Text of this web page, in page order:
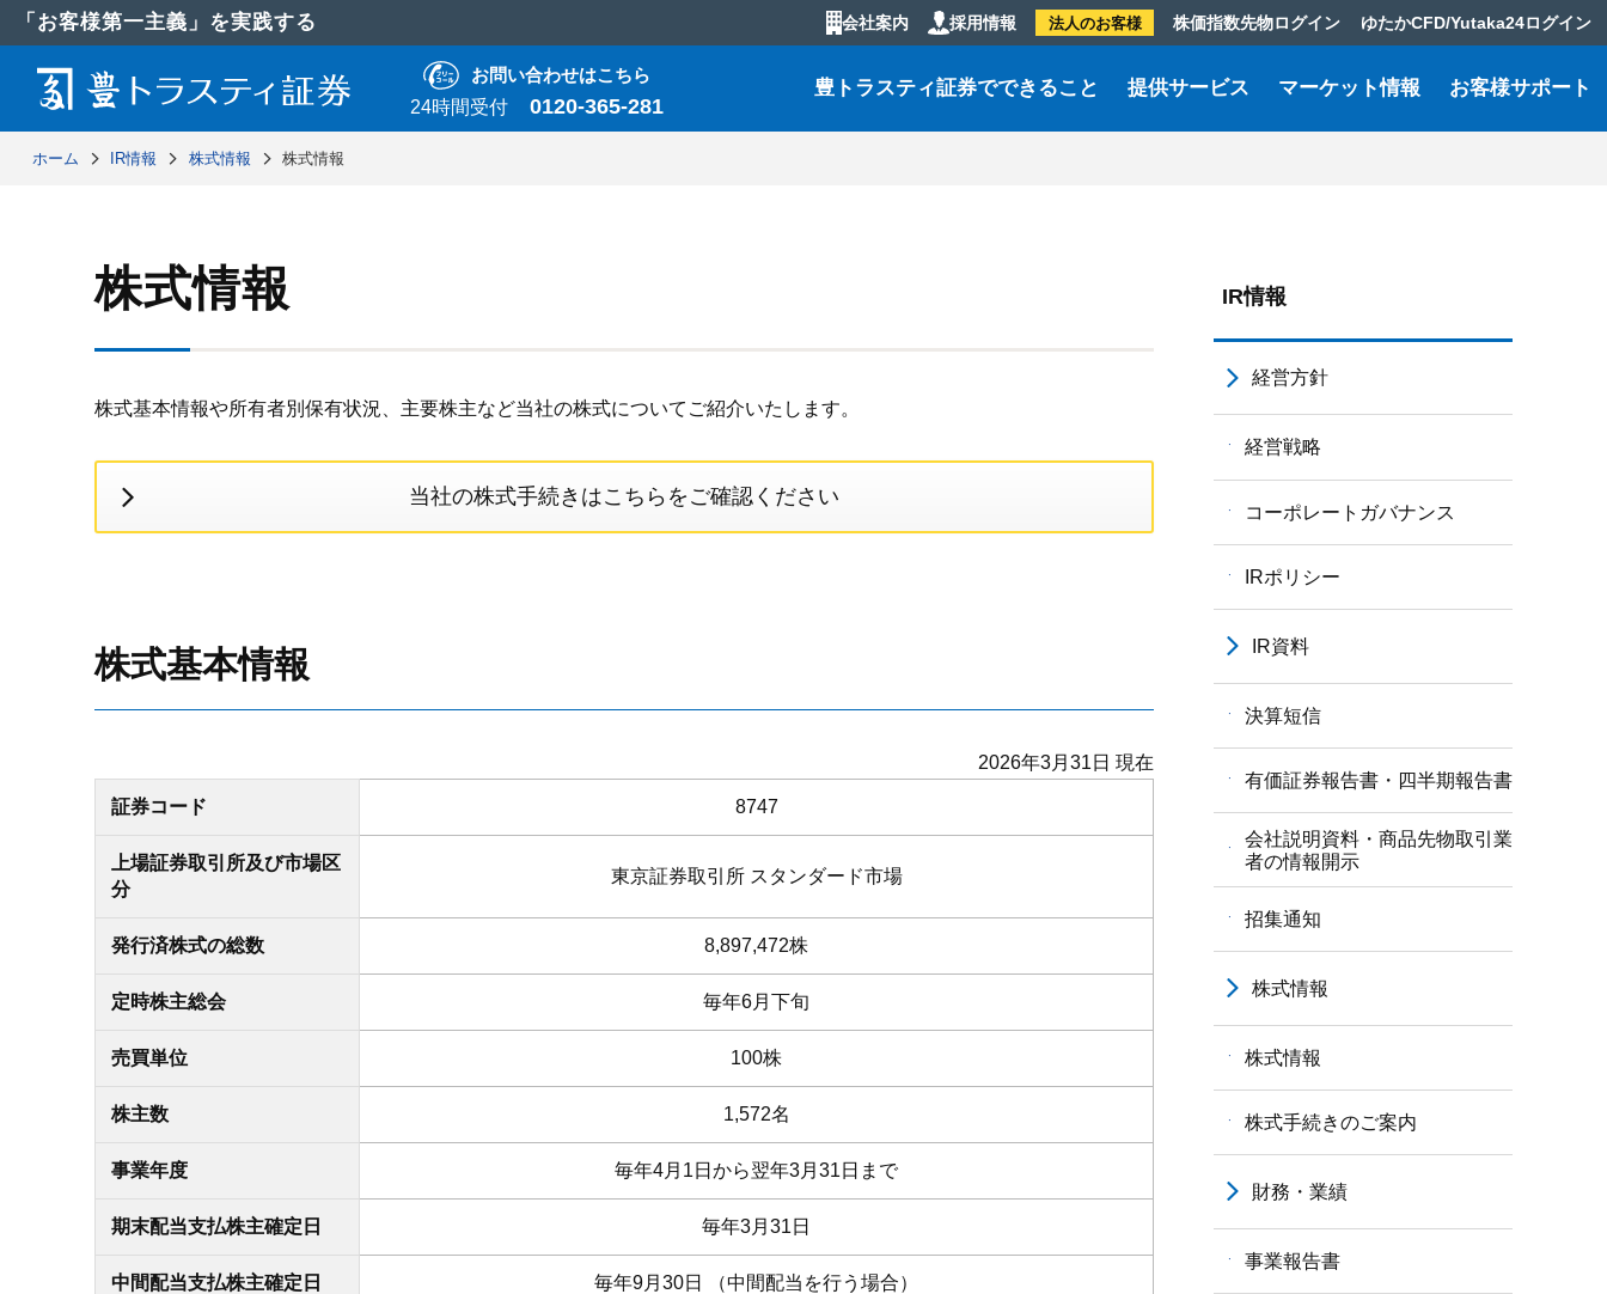
「お客様第一主義」を実践する 会社案内 採用情報 法人のお客様 株価指数先物ログイン ゆたかCFD/Yutaka24ログイン
お問い合わせはこちら
24時間受付
0120-365-281
豊トラスティ証券でできること 提供サービス マーケット情報 お客様サポート
ホーム IR情報 株式情報 株式情報
株式情報
株式基本情報や所有者別保有状況、主要株主など当社の株式についてご紹介いたします。
当社の株式手続きはこちらをご確認ください
株式基本情報
2026年3月31日 現在
証券コード 8747
上場証券取引所及び市場区
分
東京証券取引所 スタンダード市場
発行済株式の総数 8,897,472株
定時株主総会 毎年6月下旬
売買単位 100株
株主数 1,572名
事業年度 毎年4月1日から翌年3月31日まで
期末配当支払株主確定日 毎年3月31日
中間配当支払株主確定日 毎年9月30日 （中間配当を行う場合）
IR情報
経営方針
経営戦略
コーポレートガバナンス
IRポリシー
IR資料
決算短信
有価証券報告書・四半期報告書
会社説明資料・商品先物取引業
者の情報開示
招集通知
株式情報
株式情報
株式手続きのご案内
財務・業績
事業報告書